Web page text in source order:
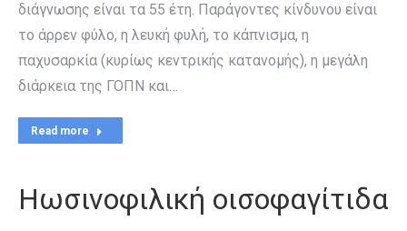
διάγνωσης είναι τα 55 έτη. Παράγοντες κίνδυνου είναι
το άρρεν φύλο, η λευκή φυλή, το κάπνισμα, η
παχυσαρκία (κυρίως κεντρικής κατανομής), η μεγάλη
διάρκεια της ΓΟΠΝ και…
Read more
Ηωσινοφιλική οισοφαγίτιδα